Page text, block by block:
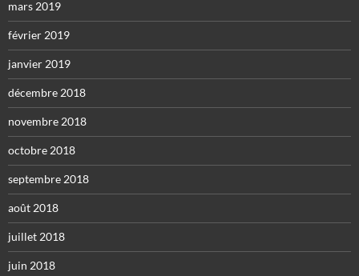
mars 2019
février 2019
janvier 2019
décembre 2018
novembre 2018
octobre 2018
septembre 2018
août 2018
juillet 2018
juin 2018